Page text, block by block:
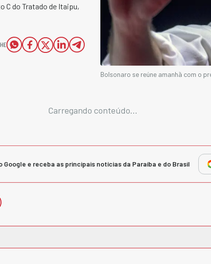
C do Tratado de Itaipu,
Bolsonaro se reúne amanhã com o
Carregando conteúdo...
Google e receba as principais notícias da Paraíba e do Brasil